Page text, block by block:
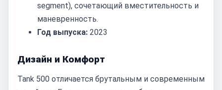
segment), сочетающий вместительность и
маневренность.
Год выпуска: 2023
Дизайн и Комфорт
Tank 500 отличается брутальным и современным